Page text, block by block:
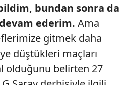
bundan sonra da
ederim. Ama
gitmek daha
düştükleri maçları
olduğunu belirten 27